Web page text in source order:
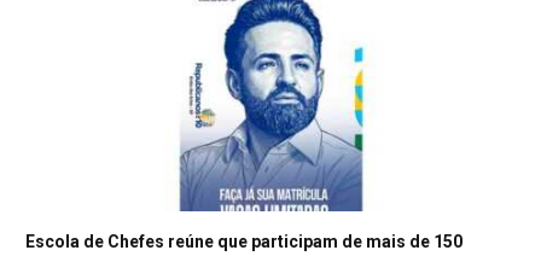
Escola de Chefes reúne que participam de mais de 150